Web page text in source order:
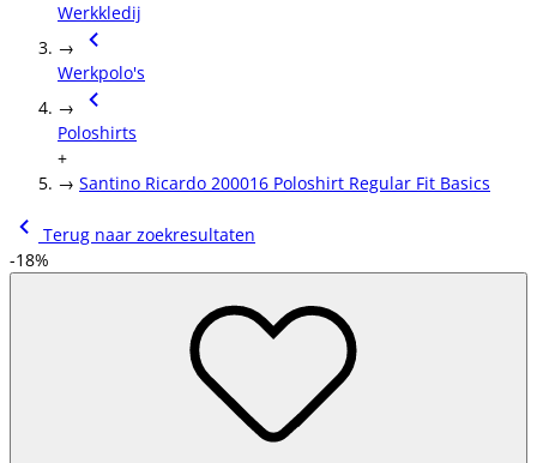
Werkkledij
→
Werkpolo's
→
Poloshirts
+
→ Santino Ricardo 200016 Poloshirt Regular Fit Basics
Terug naar zoekresultaten
-18%